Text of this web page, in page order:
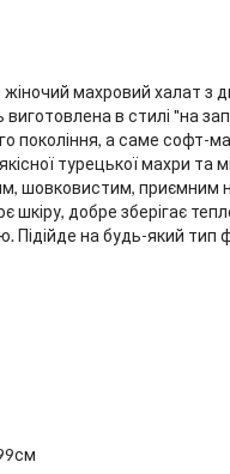
махровий халат з
в стилі "на
покоління, а саме софт-
турецької махри та
шовковистим, приємним
шкіру, добре зберігає
на будь-який тип